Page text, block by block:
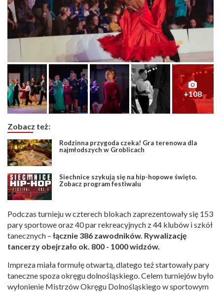
+108
Zobacz też:
Rodzinna przygoda czeka! Gra terenowa dla
najmłodszych w Groblicach
Siechnice szykują się na hip-hopowe święto.
Zobacz program festiwalu
Podczas turnieju w czterech blokach zaprezentowały się 153
pary sportowe oraz 40 par rekreacyjnych z 44 klubów i szkół
tanecznych – łącznie 386 zawodników. Rywalizację
tancerzy obejrzało ok. 800 - 1000 widzów.
Impreza miała formułę otwartą, dlatego też startowały pary
taneczne spoza okręgu dolnośląskiego. Celem turniejów było
wyłonienie Mistrzów Okręgu Dolnośląskiego w sportowym